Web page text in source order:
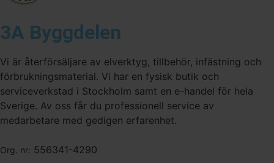
3A Byggdelen
Vi är återförsäljare av elverktyg, tillbehör, infästning och
förbrukningsmaterial. Vi har en fysisk butik och
serviceverkstad i Stockholm samt en e-handel för hela
Sverige. Av oss får du professionell service av
medarbetare med gedigen erfarenhet.
Org. nr: 556341-4290